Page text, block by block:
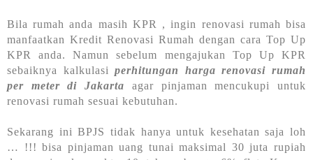
Bila rumah anda masih KPR , ingin renovasi rumah bisa
manfaatkan Kredit Renovasi Rumah dengan cara Top Up
KPR anda. Namun sebelum mengajukan Top Up KPR
sebaiknya kalkulasiperhitungan harga renovasi rumah
per meter di Jakarta agar pinjaman mencukupi untuk
renovasi rumah sesuai kebutuhan.
Sekarang ini BPJS tidak hanya untuk kesehatan saja loh
… !!! bisa pinjaman uang tunai maksimal 30 juta rupiah